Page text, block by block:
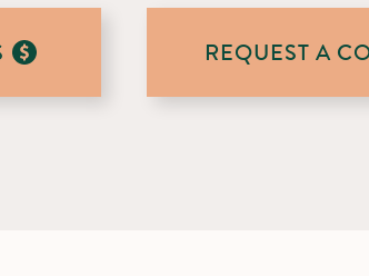
REQUEST A